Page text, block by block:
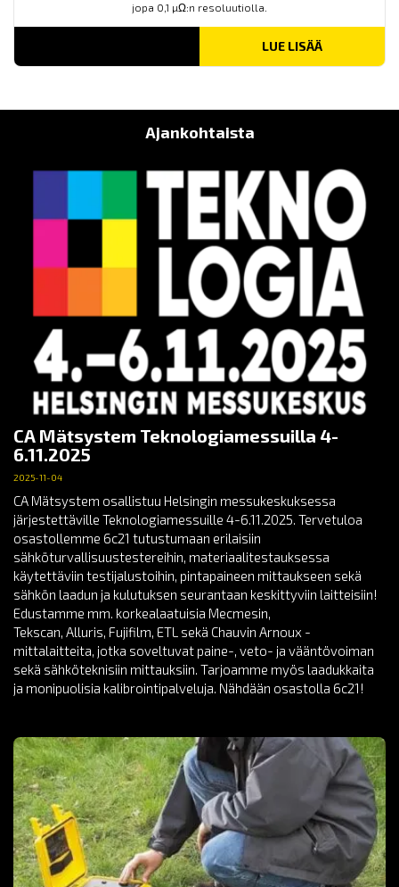
jopa 0,1 µΩ:n resoluutiolla.
LUE LISÄÄ
Ajankohtaista
CA Mätsystem Teknologiamessuilla 4-
6.11.2025
2025-11-04
CA Mätsystem osallistuu Helsingin messukeskuksessa
järjestettäville Teknologiamessuille 4-6.11.2025. Tervetuloa
osastollemme 6c21 tutustumaan erilaisiin
sähköturvallisuustestereihin, materiaalitestauksessa
käytettäviin testijalustoihin, pintapaineen mittaukseen sekä
sähkön laadun ja kulutuksen seurantaan keskittyviin laitteisiin!
Edustamme mm. korkealaatuisia Mecmesin,
Tekscan, Alluris, Fujifilm, ETL sekä Chauvin Arnoux -
mittalaitteita, jotka soveltuvat paine-, veto- ja vääntövoiman
sekä sähköteknisiin mittauksiin. Tarjoamme myös laadukkaita
ja monipuolisia kalibrointipalveluja. Nähdään osastolla 6c21!